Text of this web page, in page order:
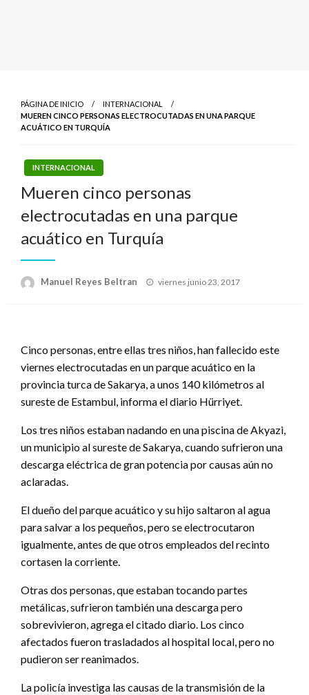
PÁGINA DE INICIO
INTERNACIONAL
MUEREN CINCO PERSONAS ELECTROCUTADAS EN UNA PARQUE
ACUÁTICO EN TURQUÍA
INTERNACIONAL
Mueren cinco personas
electrocutadas en una parque
acuático en Turquía
Manuel Reyes Beltran
Publicado
viernes junio 23, 2017
Cinco personas, entre ellas tres niños, han fallecido este
viernes electrocutadas en un parque acuático en la
provincia turca de Sakarya, a unos 140 kilómetros al
sureste de Estambul, informa el diario Hürriyet.
Los tres niños estaban nadando en una piscina de Akyazi,
un municipio al sureste de Sakarya, cuando sufrieron una
descarga eléctrica de gran potencia por causas aún no
aclaradas.
El dueño del parque acuático y su hijo saltaron al agua
para salvar a los pequeños, pero se electrocutaron
igualmente, antes de que otros empleados del recinto
cortasen la corriente.
Otras dos personas, que estaban tocando partes
metálicas, sufrieron también una descarga pero
sobrevivieron, agrega el citado diario. Los cinco
afectados fueron trasladados al hospital local, pero no
pudieron ser reanimados.
La policía investiga las causas de la transmisión de la